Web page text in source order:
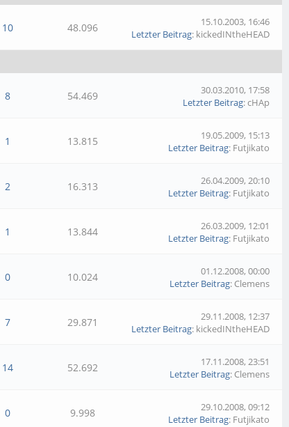
10 48.096
15.10.2003, 16:46
Letzter Beitrag: kickedINtheHEAD
8 54.469
30.03.2010, 17:58
Letzter Beitrag: cHAp
1 13.815
19.05.2009, 15:13
Letzter Beitrag: Futjikato
2 16.313
26.04.2009, 20:10
Letzter Beitrag: Futjikato
1 13.844
26.03.2009, 12:01
Letzter Beitrag: Futjikato
0 10.024
01.12.2008, 00:00
Letzter Beitrag: Clemens
7 29.871
29.11.2008, 12:37
Letzter Beitrag: kickedINtheHEAD
14 52.692
17.11.2008, 23:51
Letzter Beitrag: Clemens
0 9.998
29.10.2008, 09:12
Letzter Beitrag: Futjikato